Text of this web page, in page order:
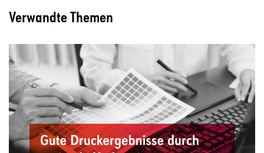
Verwandte Themen